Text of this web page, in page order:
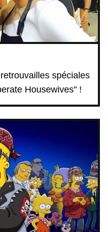
spéciales
Housewives" !